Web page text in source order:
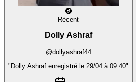
Récent
Dolly Ashraf
@dollyashraf44
"Dolly Ashraf enregistré le 29/04 à 09:40"